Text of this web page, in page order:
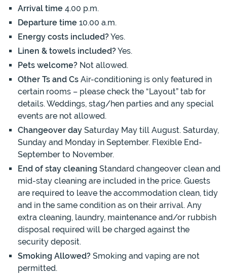
Arrival time 4.00 p.m.
Departure time 10.00 a.m.
Energy costs included?Yes.
Linen & towels included?Yes.
Pets welcome? Not allowed.
Other Ts and Cs Air-conditioning is only featured in
certain rooms – please check the “Layout” tab for
details. Weddings, stag/hen parties and any special
events are not allowed.
Changeover day Saturday May till August. Saturday,
Sunday and Monday in September. Flexible End-
September to November.
End of stay cleaning Standard changeover clean and
mid-stay cleaning are included in the price. Guests
are required to leave the accommodation clean, tidy
and in the same condition as on their arrival. Any
extra cleaning, laundry, maintenance and/or rubbish
disposal required will be charged against the
security deposit.
Smoking Allowed? Smoking and vaping are not
permitted.